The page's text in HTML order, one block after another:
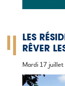
LES
RÊVER
Mardi 17